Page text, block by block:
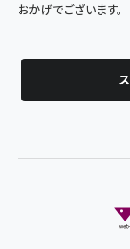
おかげでございます。